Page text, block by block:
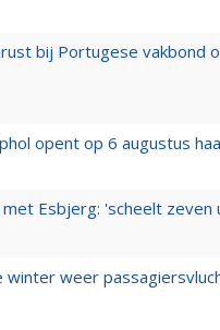
bij Portugese vakbond
opent op 6 augustus
Esbjerg: 'scheelt zeven
winter weer